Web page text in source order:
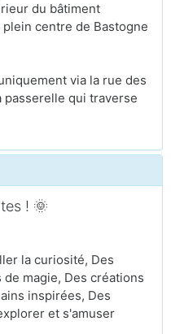
du bâtiment
centre de Bastogne
via la rue des
passerelle qui traverse
! 🌞
la curiosité, Des
magie, Des créations
inspirées, Des
et s'amuser